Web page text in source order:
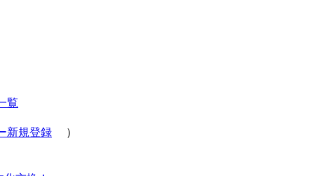
覧
新規登録 ）